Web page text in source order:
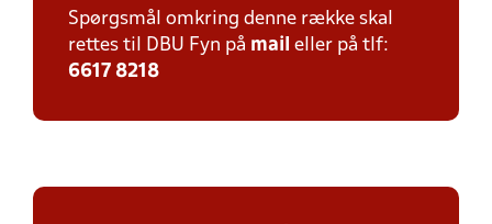
Spørgsmål omkring denne række skal
rettes til DBU Fyn på mail eller på tlf:
6617 8218